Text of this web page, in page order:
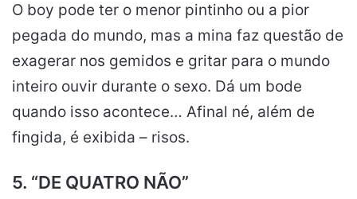
O boy pode ter o menor pintinho ou a pior
pegada do mundo, mas a mina faz questão de
exagerar nos gemidos e gritar para o mundo
inteiro ouvir durante o sexo. Dá um bode
quando isso acontece… Afinal né, além de
fingida, é exibida – risos.
5. “DE QUATRO NÃO”